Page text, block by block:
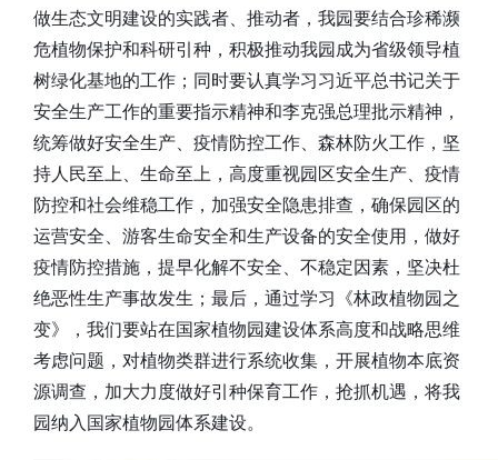
做生态文明建设的实践者、推动者，我园要结合珍稀濒
危植物保护和科研引种，积极推动我园成为省级领导植
树绿化基地的工作；同时要认真学习习近平总书记关于
安全生产工作的重要指示精神和李克强总理批示精神，
统筹做好安全生产、疫情防控工作、森林防火工作，坚
持人民至上、生命至上，高度重视园区安全生产、疫情
防控和社会维稳工作，加强安全隐患排查，确保园区的
运营安全、游客生命安全和生产设备的安全使用，做好
疫情防控措施，提早化解不安全、不稳定因素，坚决杜
绝恶性生产事故发生；最后，通过学习《林政植物园之
变》，我们要站在国家植物园建设体系高度和战略思维
考虑问题，对植物类群进行系统收集，开展植物本底资
源调查，加大力度做好引种保育工作，抢抓机遇，将我
园纳入国家植物园体系建设。